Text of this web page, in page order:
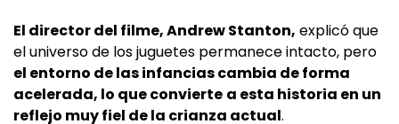
El director del filme, Andrew Stanton, explicó que
el universo de los juguetes permanece intacto, pero
el entorno de las infancias cambia de forma
acelerada, lo que convierte a esta historia en un
reflejo muy fiel de la crianza actual.